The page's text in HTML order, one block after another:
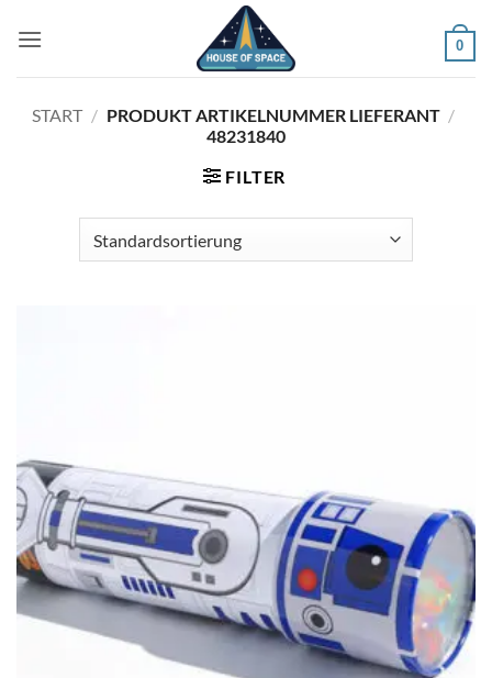
Inhalt
0
START / PRODUKT ARTIKELNUMMER LIEFERANT /
48231840
FILTER